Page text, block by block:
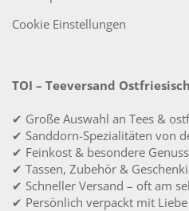
Cookie Einstellungen
TOI – Teeversand
✔ Große Auswahl an Tees &
✔ Sanddorn-Spezialitäten von
✔ Feinkost & besondere
✔ Tassen, Zubehör &
✔ Schneller Versand – oft am
✔ Persönlich verpackt mit